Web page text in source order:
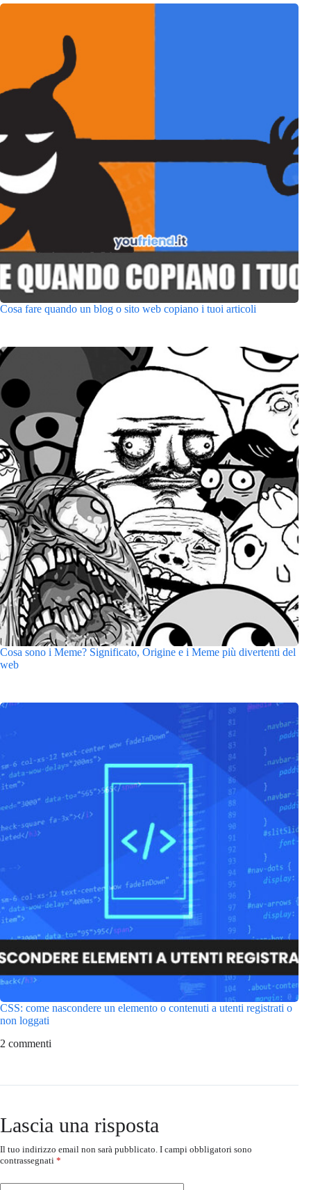
Cosa fare quando un blog o sito web copiano i tuoi articoli
Cosa sono i Meme? Significato, Origine e i Meme più divertenti del
web
CSS: come nascondere un elemento o contenuti a utenti registrati o
non loggati
2 commenti
Lascia una risposta
Il tuo indirizzo email non sarà pubblicato. I campi obbligatori sono
contrassegnati *